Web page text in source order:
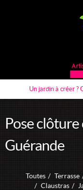
Un jardin à créer ?
Pose
Guérande
Toutes / Terrasse
/ Claustras /